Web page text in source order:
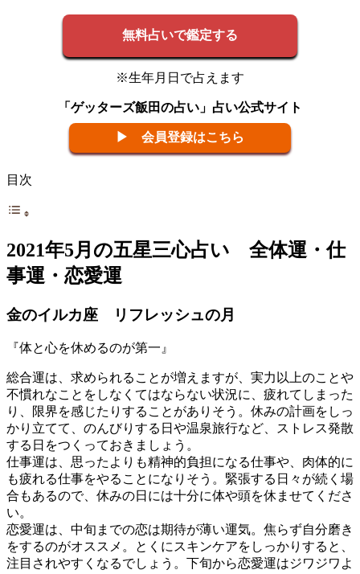
無料占いで鑑定する
※生年月日で占えます
「ゲッターズ飯田の占い」占い公式サイト
▶ 会員登録はこちら
目次
2021年5月の五星三心占い 全体運・仕
事運・恋愛運
金のイルカ座 リフレッシュの月
『体と心を休めるのが第一』
総合運は、求められることが増えますが、実力以上のことや
不慣れなことをしなくてはならない状況に、疲れてしまった
り、限界を感じたりすることがありそう。休みの計画をしっ
かり立てて、のんびりする日や温泉旅行など、ストレス発散
する日をつくっておきましょう。
仕事運は、思ったよりも精神的負担になる仕事や、肉体的に
も疲れる仕事をやることになりそう。緊張する日々が続く場
合もあるので、休みの日には十分に体や頭を休ませてくださ
い。
恋愛運は、中旬までの恋は期待が薄い運気。焦らず自分磨き
をするのがオススメ。とくにスキンケアをしっかりすると、
注目されやすくなるでしょう。下旬から恋愛運はジワジワよ